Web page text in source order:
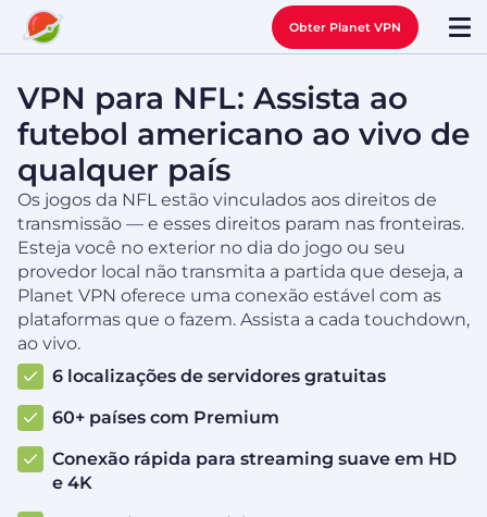
Obter Planet VPN
VPN para NFL: Assista ao
futebol americano ao vivo de
qualquer país
Os jogos da NFL estão vinculados aos direitos de
transmissão — e esses direitos param nas fronteiras.
Esteja você no exterior no dia do jogo ou seu
provedor local não transmita a partida que deseja, a
Planet VPN oferece uma conexão estável com as
plataformas que o fazem. Assista a cada touchdown,
ao vivo.
6 localizações de servidores gratuitas
60+ países com Premium
Conexão rápida para streaming suave em HD
e 4K